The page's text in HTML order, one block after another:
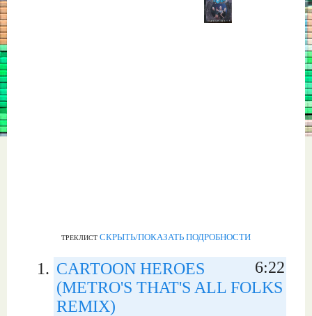
ТРЕКЛИСТ СКРЫТЬ/ПОКАЗАТЬ ПОДРОБНОСТИ
CARTOON HEROES
(METRO'S THAT'S ALL FOLKS
REMIX)
6:22